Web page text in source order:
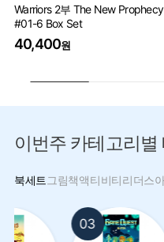
Warriors 2부 The New Prophecy
#01-6 Box Set
40,400원
이번주 카테고리별
북세트 그림책액티비티리더스
03 04